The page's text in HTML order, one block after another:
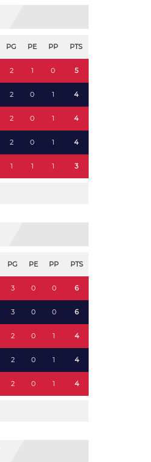
PG PE PP PTS
2 1 0 5
2 0 1 4
2 0 1 4
2 0 1 4
1 1 1 3
PG PE PP PTS
3 0 0 6
3 0 0 6
2 0 1 4
2 0 1 4
2 0 1 4